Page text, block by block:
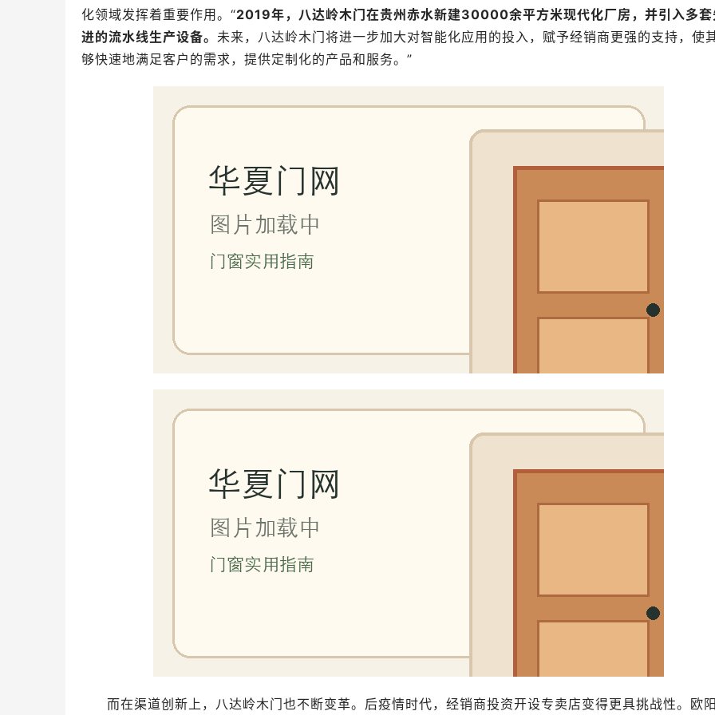
化领域发挥着重要作用。“2019年，八达岭木门在贵州赤水新建30000余平方米现代化厂房，并引入多套
进的流水线生产设备。 未来，八达岭木门将进一步加大对智能化应用的投入，赋予经销商更强的支持，使
够快速地满足客户的需求，提供定制化的产品和服务。”
而在渠道创新上，八达岭木门也不断变革。后疫情时代，经销商投资开设专卖店变得更具挑战性。欧